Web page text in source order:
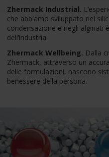
Zhermack Industrial.
che abbiamo sviluppato nei
condensazione e negli alginati
dell’industria.
Zhermack Wellbeing. Dalla
Zhermack, attraverso un
delle formulazioni, nascono
benessere della persona.